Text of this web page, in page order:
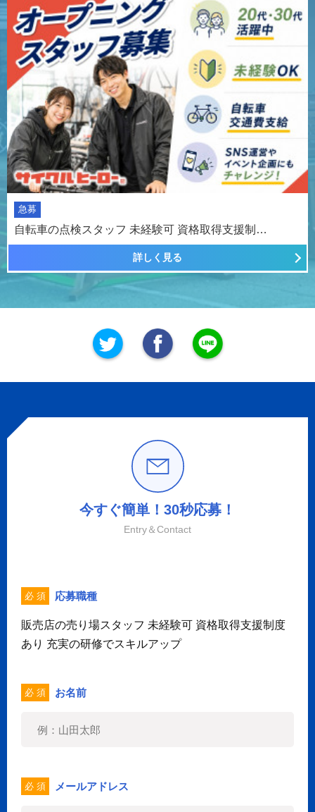
急募
自転車の点検スタッフ 未経験可 資格取得支援制…
詳しく見る
今すぐ簡単！30秒応募！
Entry＆Contact
必 須 応募職種
販売店の売り場スタッフ 未経験可 資格取得支援制度
あり 充実の研修でスキルアップ
必 須 お名前
必 須 メールアドレス